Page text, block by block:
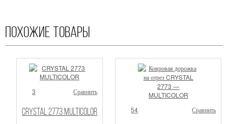
Похожие товары
3 Сравнить
CRYSTAL 2773 MULTICOLOR 54 Сравнить